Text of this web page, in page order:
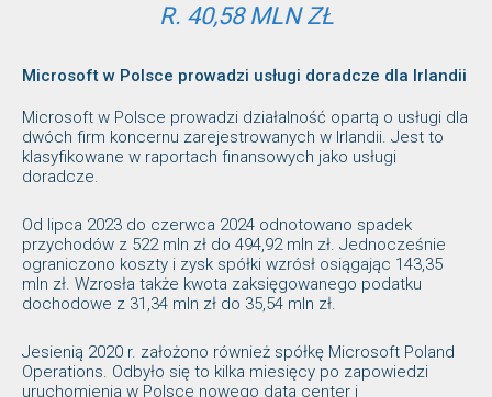
R. 40,58 MLN ZŁ
Microsoft w Polsce prowadzi usługi doradcze dla Irlandii
Microsoft w Polsce prowadzi działalność opartą o usługi dla
dwóch firm koncernu zarejestrowanych w Irlandii. Jest to
klasyfikowane w raportach finansowych jako usługi
doradcze.
Od lipca 2023 do czerwca 2024 odnotowano spadek
przychodów z 522 mln zł do 494,92 mln zł. Jednocześnie
ograniczono koszty i zysk spółki wzrósł osiągając 143,35
mln zł. Wzrosła także kwota zaksięgowanego podatku
dochodowe z 31,34 mln zł do 35,54 mln zł.
Jesienią 2020 r. założono również spółkę Microsoft Poland
Operations. Odbyło się to kilka miesięcy po zapowiedzi
uruchomienia w Polsce nowego data center i